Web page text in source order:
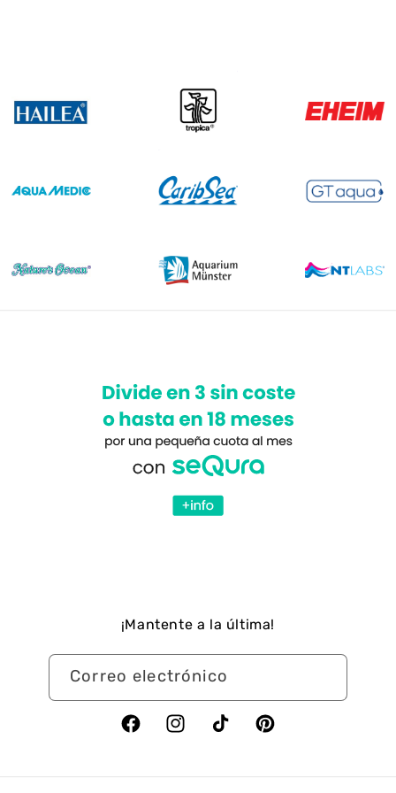
¡Mantente a la última!
Correo electrónico
FacebookInstagramTikTok Pinterest